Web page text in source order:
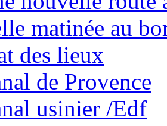
matinée au
des lieux
de Provence
usinier /Edf